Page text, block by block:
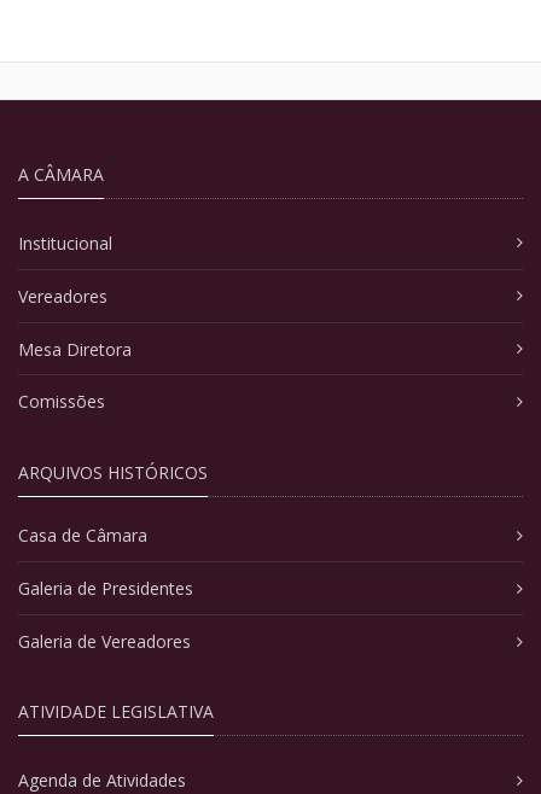
A CÂMARA
Institucional
Vereadores
Mesa Diretora
Comissões
ARQUIVOS HISTÓRICOS
Casa de Câmara
Galeria de Presidentes
Galeria de Vereadores
ATIVIDADE LEGISLATIVA
Agenda de Atividades